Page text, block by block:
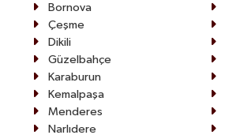
Bornova
Çeşme
Dikili
Güzelbahçe
Karaburun
Kemalpaşa
Menderes
Narlıdere